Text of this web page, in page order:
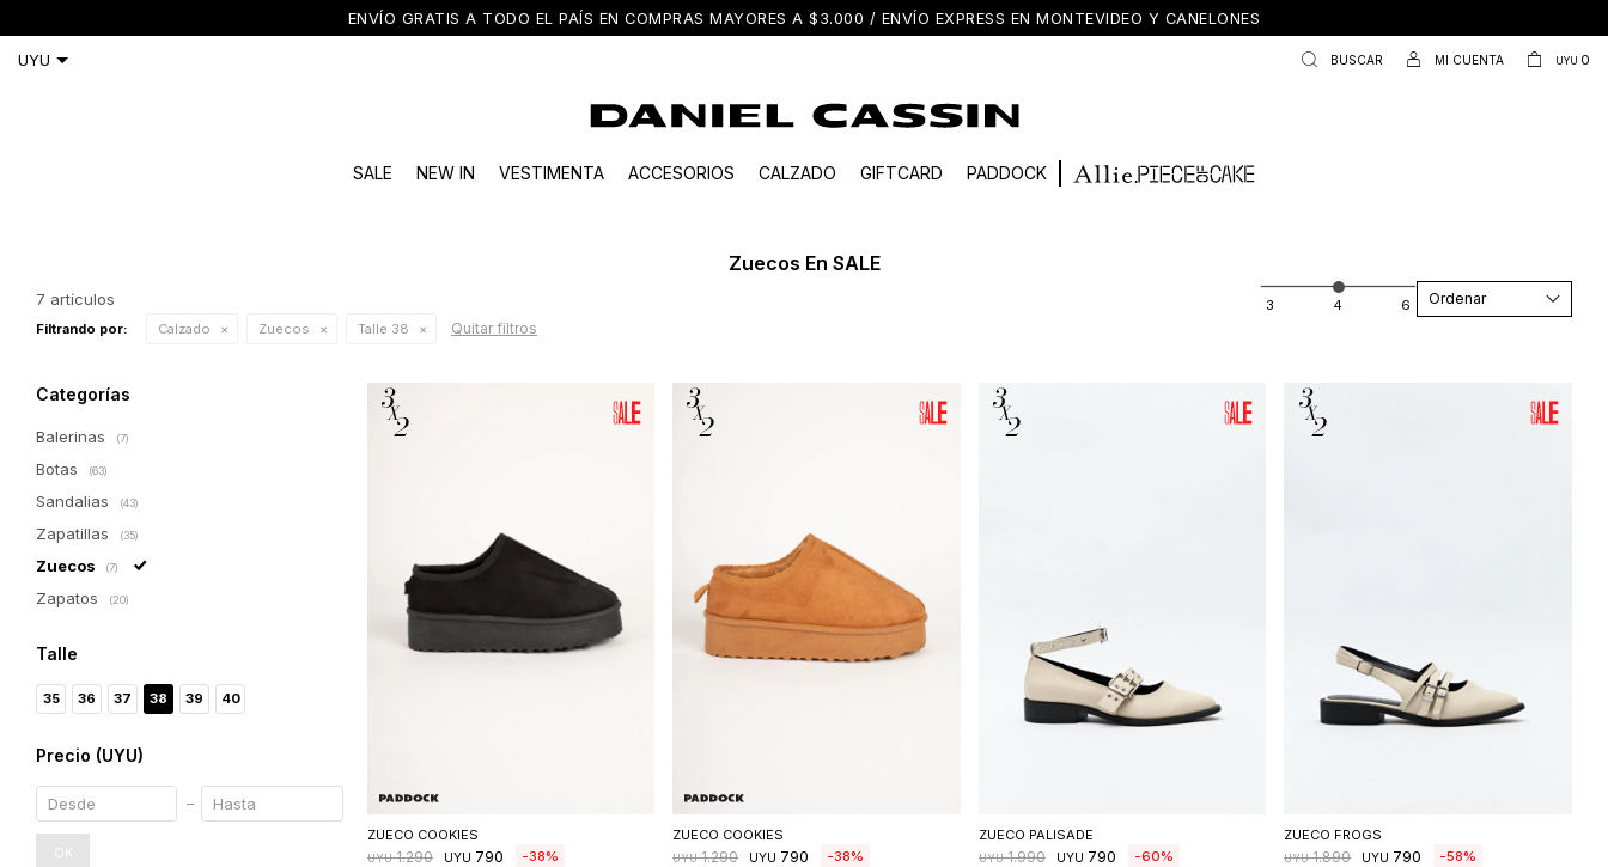
ENVÍO GRATIS A TODO EL PAÍS EN COMPRAS MAYORES A $3.000 / ENVÍO EXPRESS EN MONTEVIDEO Y CANELONES
SALE NEW IN VESTIMENTA ACCESORIOS CALZADO GIFTCARD PADDOCK
UYU 0
Zuecos En SALE
7 artículos Recomendados
Filtrando por: Calzado Zuecos Talle 38 Quitar filtros
ZUECO COOKIES
UYU 1.290 UYU 790 38
ZUECO COOKIES
UYU 1.290 UYU 790 38
ZUECO PALISADE
UYU 1.990 UYU 790 60
ZUECO FROGS
UYU 1.890 UYU 790 58
Categorías
Balerinas (7)
Botas (63)
Sandalias (43)
Zapatillas (35)
Zuecos (7)
Zapatos (20)
Talle
35 36 37 38 39 40
Precio (UYU)
OK